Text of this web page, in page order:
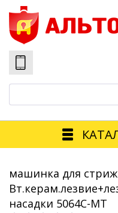
машинка для
насадки 5064С-MT